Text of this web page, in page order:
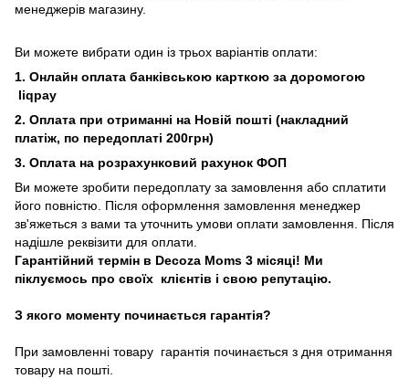
менеджерів магазину.
Ви можете вибрати один із трьох варіантів оплати:
1. Онлайн оплата банківською карткою за доромогою
liqpay
2. Оплата при отриманні на Новій пошті (накладний
платіж, по передоплаті 200грн)
3. Оплата на розрахунковий рахунок ФОП
Ви можете зробити передоплату за замовлення або сплатити
його повністю. Після оформлення замовлення менеджер
зв'яжеться з вами та уточнить умови оплати замовлення. Після
надішле реквізити для оплати.
Гарантійний термін в Decoza Moms 3 місяці! Ми
піклуємось про своїх клієнтів і свою репутацію.
З якого моменту починається гарантія?
При замовленні товару гарантія починається з дня отримання
товару на пошті.